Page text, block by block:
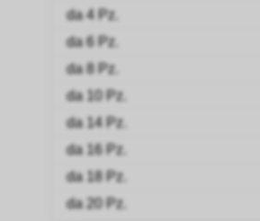
da 4 Pz.
da 6 Pz.
da 8 Pz.
da 10 Pz.
da 14 Pz.
da 16 Pz.
da 18 Pz.
da 20 Pz.